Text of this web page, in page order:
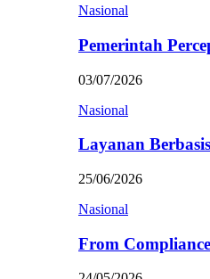
Nasional
Pemerintah
03/07/2026
Nasional
Layanan
25/06/2026
Nasional
From